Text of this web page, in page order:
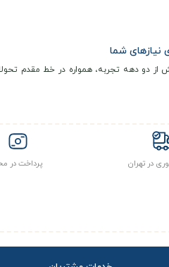
نیازهای شما
از دو دهه تجربه، همواره در خط مقدم
در تهران پرداخت در